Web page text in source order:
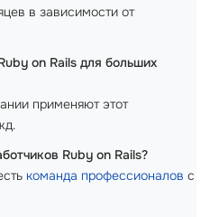
в зависимости от
on Rails для больших
применяют этот
Ruby on Rails?
команда профессионалов с